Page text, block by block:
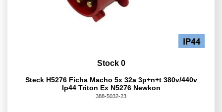
Stock 0
Steck H5276 Ficha Macho 5x 32a 3p+n+t 380v/440v
Ip44 Triton Ex N5276 Newkon
388-5032-23